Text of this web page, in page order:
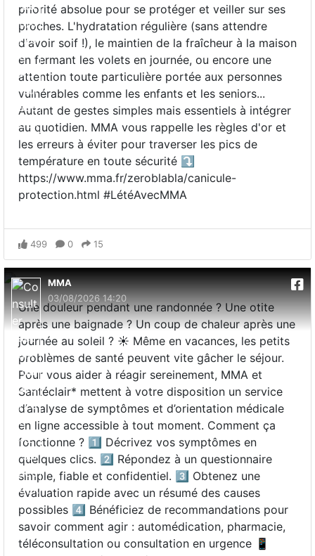
priorité absolue pour se protéger et veiller sur ses
proches. L'hydratation régulière (sans attendre
d'avoir soif !), le maintien de la fraîcheur à la maison
en fermant les volets en journée, ou encore une
attention toute particulière portée aux personnes
vulnérables comme les enfants et les seniors...
Autant de gestes simples mais essentiels à intégrer
au quotidien. MMA vous rappelle les règles d'or et
les erreurs à éviter pour traverser les pics de
température en toute sécurité ⤵️
https://www.mma.fr/zeroblabla/canicule-
protection.html #LétéAvecMMA
499 0 15
MMA
03/08/2026 14:20
Une douleur pendant une randonnée ? Une otite
après une baignade ? Un coup de chaleur après une
journée au soleil ? ☀️ Même en vacances, les petits
problèmes de santé peuvent vite gâcher le séjour.
Pour vous aider à réagir sereinement, MMA et
Santéclair* mettent à votre disposition un service
d’analyse de symptômes et d’orientation médicale
en ligne accessible à tout moment. Comment ça
fonctionne ? 1️⃣ Décrivez vos symptômes en
quelques clics. 2️⃣ Répondez à un questionnaire
simple, fiable et confidentiel. 3️⃣ Obtenez une
évaluation rapide avec un résumé des causes
possibles 4️⃣ Bénéficiez de recommandations pour
savoir comment agir : automédication, pharmacie,
téléconsultation ou consultation en urgence 📱